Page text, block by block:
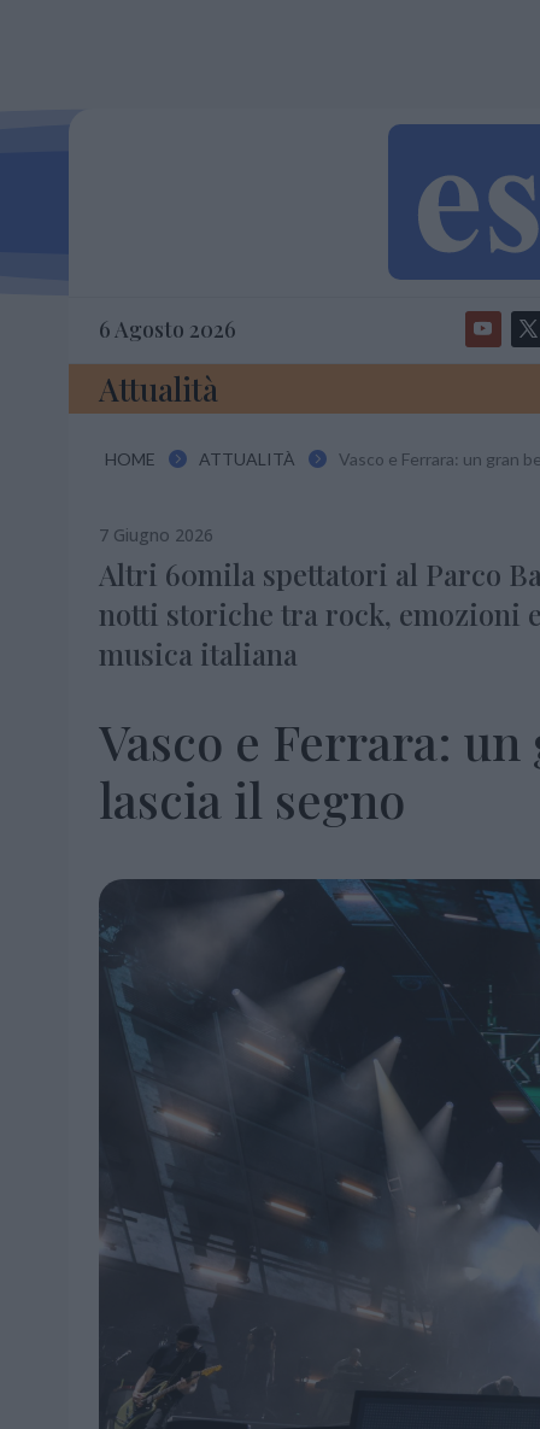
6 Agosto 2026
Attualità
HOME  ATTUALITÀ  Vasco e Ferrara: un gran
7 Giugno 2026
Altri 60mila spettatori al Parco
notti storiche tra rock, emozioni
musica italiana
Vasco e Ferrara:
lascia il segno